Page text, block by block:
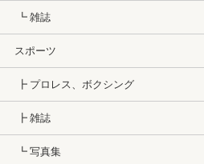
┗ 雑誌
スポーツ
┣ プロレス、ボクシング
┣ 雑誌
┗ 写真集